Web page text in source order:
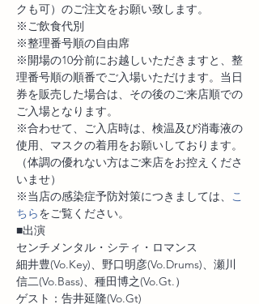
クも可）のご注文をお願い致します。
※ご飲食代別
※整理番号順の自由席
※開場の10分前にお越しいただきますと、整
理番号順の順番でご入場いただけます。当日
券を販売した場合は、その後のご来店順での
ご入場となります。
※合わせて、ご入店時は、検温及び消毒液の
使用、マスクの着用をお願いしております。
（体調の優れない方はご来店をお控えくださ
いませ）
※当店の感染症予防対策につきましては、 こ
ちらをご覧ください。
■出演
センチメンタル・シティ・ロマンス
細井豊(Vo.Key)、野口明彦(Vo.Drums)、瀬川
信二(Vo.Bass)、種田博之(Vo.Gt.）
ゲスト：告井延隆(Vo.Gt)